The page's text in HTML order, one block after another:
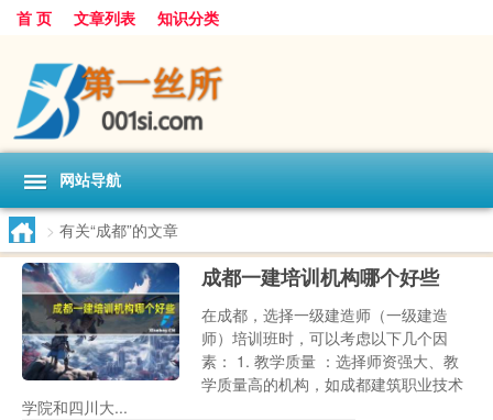
首 页 文章列表 知识分类
网站导航
> 有关“成都”的文章
成都一建培训机构哪个好些
在成都，选择一级建造师（一级建造
师）培训班时，可以考虑以下几个因
素： 1. 教学质量 ：选择师资强大、教
学质量高的机构，如成都建筑职业技术
学院和四川大...